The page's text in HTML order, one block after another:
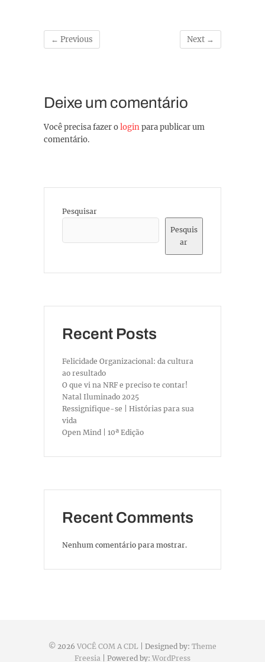
← Previous Next →
Deixe um comentário
Você precisa fazer ologinpara publicar um
comentário.
Pesquisar
Pesquis
ar
Recent Posts
Felicidade Organizacional: da cultura
ao resultado
O que vi na NRF e preciso te contar!
Natal Iluminado 2025
Ressignifique-se | Histórias para sua
vida
Open Mind | 10ª Edição
Recent Comments
Nenhum comentário para mostrar.
© 2026 VOCÊ COM A CDL | Designed by: Theme
Freesia | Powered by: WordPress